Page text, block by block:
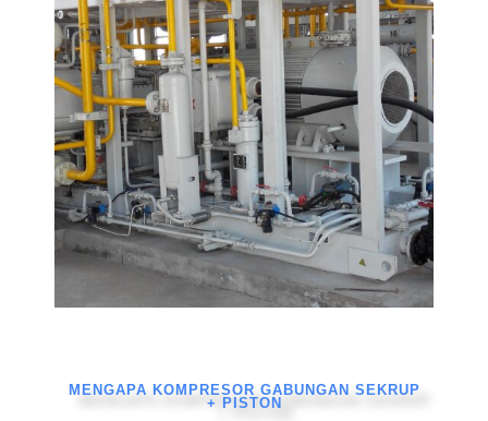
MENGAPA KOMPRESOR GABUNGAN SEKRUP
+ PISTON